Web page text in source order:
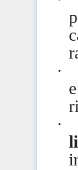
·
·